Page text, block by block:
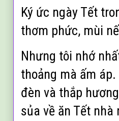
Ký ức ngày Tết
thơm phức, mùi
Nhưng tôi nhớ
thoảng mà ấm
đèn và thắp
sủa về ăn Tết